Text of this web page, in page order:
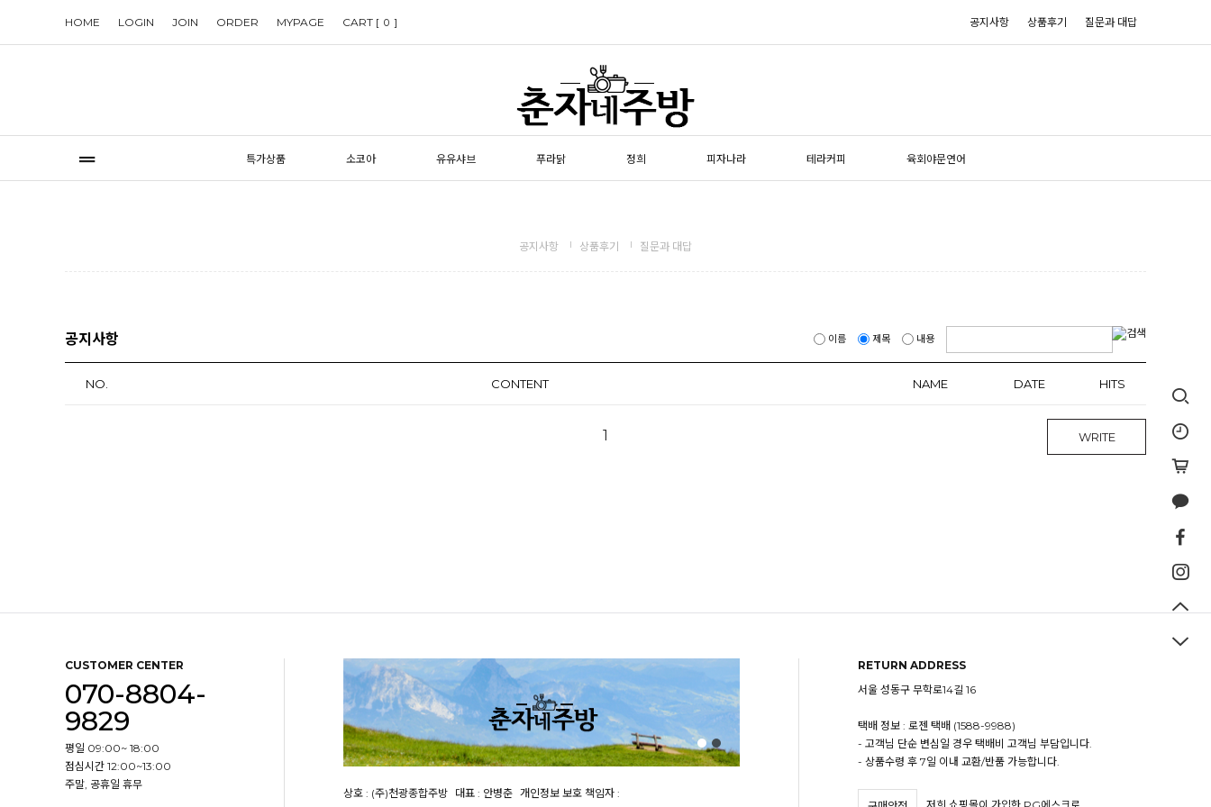
HOME LOGIN JOIN ORDER MYPAGE CART [ 0 ] 공지사항 상품후기 질문과 대답
특가상품 소코아 유유샤브 푸라닭 정희 피자나라 테라커피 육회야문연어
공지사항 상품후기 질문과 대답
공지사항 이름 제목 내용
NO. CONTENT NAME DATE HITS
WRITE
1
CUSTOMER CENTER
070-8804-
9829
평일 09:00~ 18:00
점심시간 12:00~13:00
주말, 공휴일 휴무
상호 : (주)천광종합주방 대표 : 안병춘 개인정보 보호 책임자 :
RETURN ADDRESS
서울 성동구 무학로14길 16
택배 정보 : 로젠 택배 (1588-9988)
- 고객님 단순 변심일 경우 택배비 고객님 부담입니다.
- 상품수령 후 7일 이내 교환/반품 가능합니다.